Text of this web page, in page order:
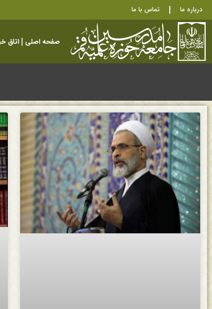
درباره ما تماس با ما
صفحه اصلی اتاق